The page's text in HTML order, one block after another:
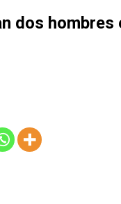
dos